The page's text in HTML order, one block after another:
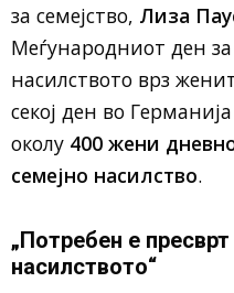
за семејство, Лиза
Меѓународниот ден
насилството врз
секој ден во
околу 400 жени
семејно насилство.
„Потребен е
насилството“